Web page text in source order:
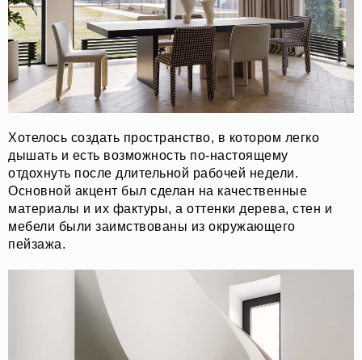
Хотелось создать пространство, в котором легко
дышать и есть возможность по-настоящему
отдохнуть после длительной рабочей недели.
Основной акцент был сделан на качественные
материалы и их фактуры, а оттенки дерева, стен и
мебели были заимствованы из окружающего
пейзажа.